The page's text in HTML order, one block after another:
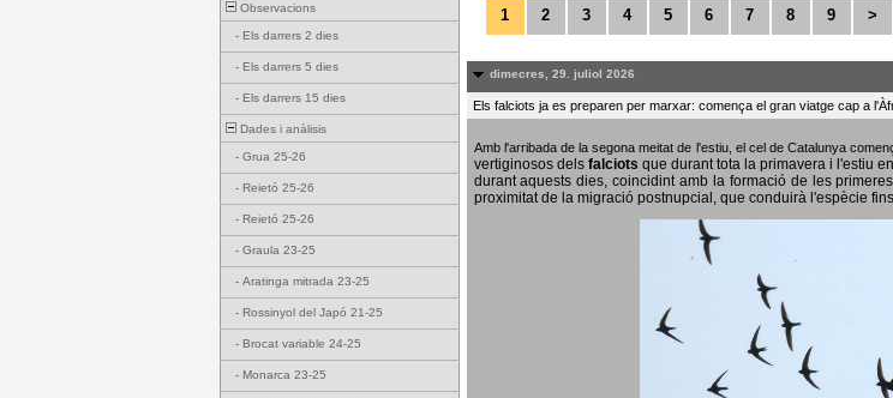
Observacions
- Els darrers 2 dies
- Els darrers 5 dies
- Els darrers 15 dies
Dades i anàlisis
- Grua 25-26
- Reietó 25-26
- Reietó 25-26
- Graula 23-25
- Aratinga mitrada 23-25
- Rossinyol del Japó 21-25
- Brocat variable 24-25
- Monarca 23-25
1 2 3 4 5 6 7 8 9 >
dimecres, 29. juliol 2026
Els falciots ja es preparen per marxar: comença el gran viatge cap a
Amb l'arribada de la segona meitat de l'estiu, el cel de Catalunya
vertiginosos dels falciots que durant tota la primavera i l'estiu
durant aquests dies, coincidint amb la formació de les
proximitat de la migració postnupcial, que conduirà l'espècie